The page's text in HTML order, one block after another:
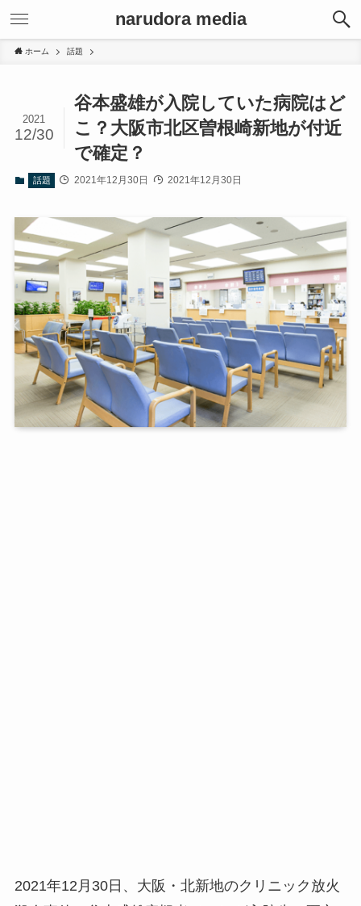
narudora media
ホーム 話題
谷本盛雄が入院していた病院はど
こ？大阪市北区曽根崎新地が付近
で確定？
2021
12/30
話題 2021年12月30日 2021年12月30日
2021年12月30日、大阪・北新地のクリニック放火